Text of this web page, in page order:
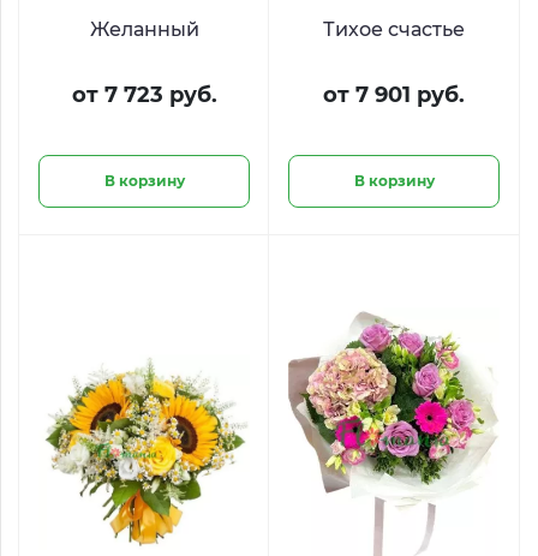
Желанный
от 7 723 руб.
В корзину
Тихое счастье
от 7 901 руб.
В корзину